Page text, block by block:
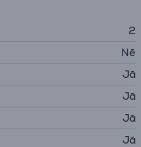
2
Nē
Jā
Jā
Jā
Jā